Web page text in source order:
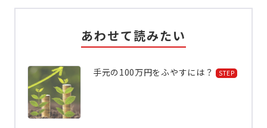
あわせて読みたい
手元の100万円をふやすには？ STEP